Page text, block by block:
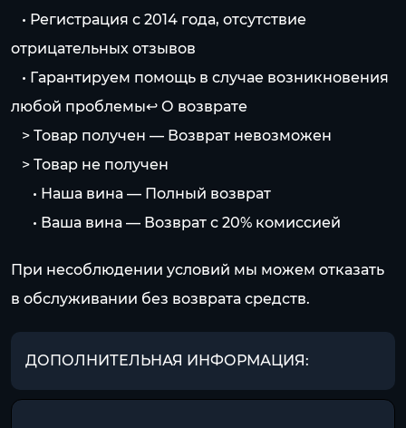
⠀• Регистрация с 2014 года, отсутствие
отрицательных отзывов
⠀• Гарантируем помощь в случае возникновения
любой проблемы↩️ О возврате
⠀> Товар получен — Возврат невозможен
⠀> Товар не получен
⠀⠀• Наша вина — Полный возврат
⠀⠀• Ваша вина — Возврат с 20% комиссией
При несоблюдении условий мы можем отказать
в обслуживании без возврата средств.
ДОПОЛНИТЕЛЬНАЯ ИНФОРМАЦИЯ: